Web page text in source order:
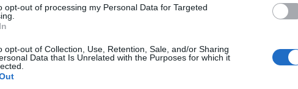
opt-out of processing my Personal Data for Targeted
opt-out of Collection, Use, Retention, Sale, and/or Sharing
Data that Is Unrelated with the Purposes for which it
Povprečje okužb na 100.000 prebivalcev v zadnjih dveh
poprej zmanjšalo za 20, sedemdnevno povprečje se je